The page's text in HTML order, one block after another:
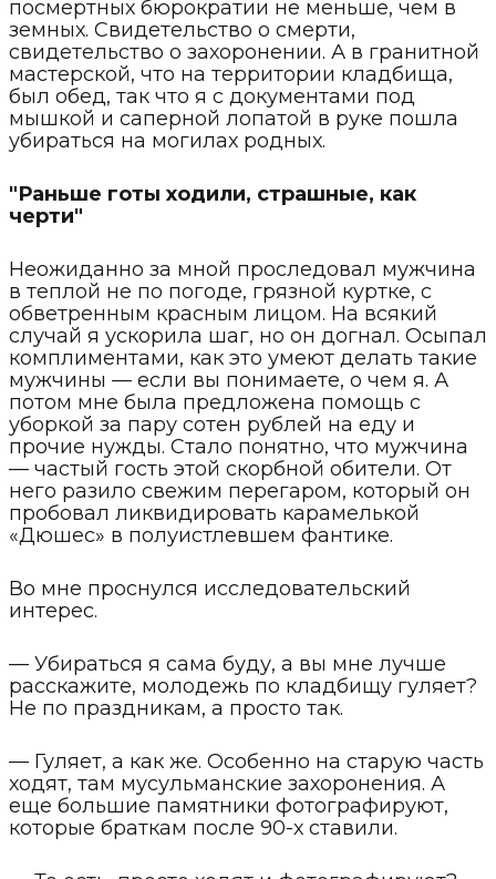
посмертных бюрократии не меньше, чем в
земных. Свидетельство о смерти,
свидетельство о захоронении. А в гранитной
мастерской, что на территории кладбища,
был обед, так что я с документами под
мышкой и саперной лопатой в руке пошла
убираться на могилах родных.
"Раньше готы ходили, страшные, как
черти"
Неожиданно за мной проследовал мужчина
в теплой не по погоде, грязной куртке, с
обветренным красным лицом. На всякий
случай я ускорила шаг, но он догнал. Осыпал
комплиментами, как это умеют делать такие
мужчины — если вы понимаете, о чем я. А
потом мне была предложена помощь с
уборкой за пару сотен рублей на еду и
прочие нужды. Стало понятно, что мужчина
— частый гость этой скорбной обители. От
него разило свежим перегаром, который он
пробовал ликвидировать карамелькой
«Дюшес» в полуистлевшем фантике.
Во мне проснулся исследовательский
интерес.
— Убираться я сама буду, а вы мне лучше
расскажите, молодежь по кладбищу гуляет?
Не по праздникам, а просто так.
— Гуляет, а как же. Особенно на старую часть
ходят, там мусульманские захоронения. А
еще большие памятники фотографируют,
которые браткам после 90-х ставили.